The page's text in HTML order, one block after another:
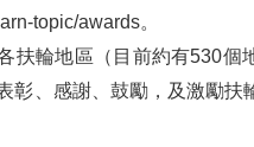
topic/awards。
扶輪地區（目前約有530個
彰、感謝、鼓勵，及激勵扶